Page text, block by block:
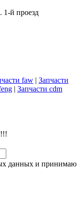
1-й проезд
faw | Запчасти
| Запчасти cdm
данных и принимаю